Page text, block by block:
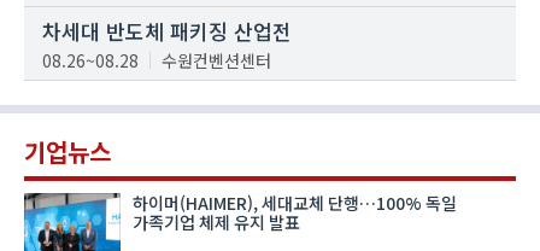
차세대 반도체 패키징 산업전
08.26~08.28 수원컨벤션센터
기업뉴스
하이머(HAIMER), 세대교체 단행…100% 독일
가족기업 체제 유지 발표